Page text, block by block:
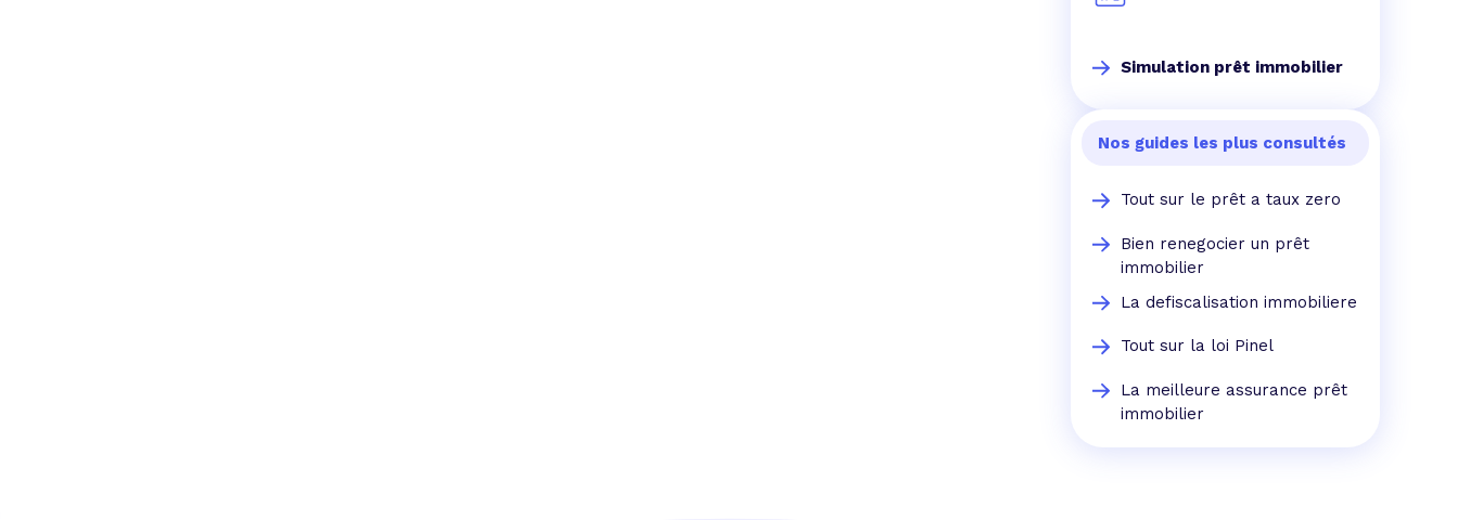
Simulation prêt immobilier
Nos guides les plus consultés
Tout sur le prêt a taux zero
Bien renegocier un prêt
immobilier
La defiscalisation immobiliere
Tout sur la loi Pinel
La meilleure assurance prêt
immobilier